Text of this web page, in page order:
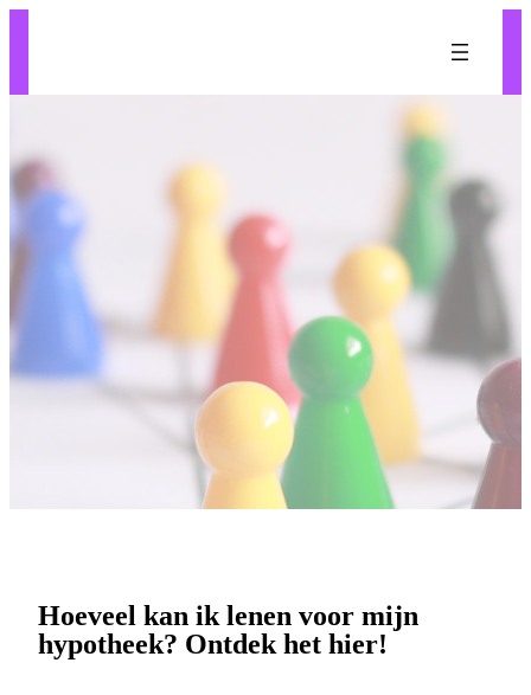
Hoeveel kan ik lenen voor mijn
hypotheek? Ontdek het hier!